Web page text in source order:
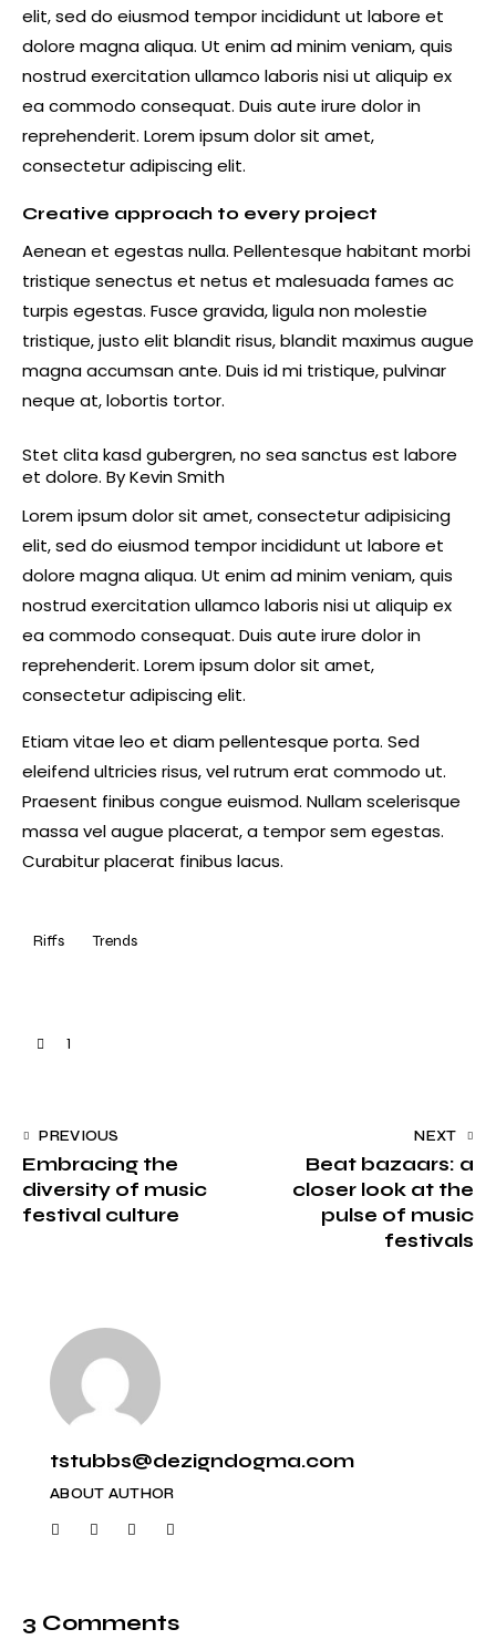
elit, sed do eiusmod tempor incididunt ut labore et
dolore magna aliqua. Ut enim ad minim veniam, quis
nostrud exercitation ullamco laboris nisi ut aliquip ex
ea commodo consequat. Duis aute irure dolor in
reprehenderit. Lorem ipsum dolor sit amet,
consectetur adipiscing elit.
Creative approach to every project
Aenean et egestas nulla. Pellentesque habitant morbi
tristique senectus et netus et malesuada fames ac
turpis egestas. Fusce gravida, ligula non molestie
tristique, justo elit blandit risus, blandit maximus augue
magna accumsan ante. Duis id mi tristique, pulvinar
neque at, lobortis tortor.
Stet clita kasd gubergren, no sea sanctus est labore
et dolore. ByKevin Smith
Lorem ipsum dolor sit amet, consectetur adipisicing
elit, sed do eiusmod tempor incididunt ut labore et
dolore magna aliqua. Ut enim ad minim veniam, quis
nostrud exercitation ullamco laboris nisi ut aliquip ex
ea commodo consequat. Duis aute irure dolor in
reprehenderit. Lorem ipsum dolor sit amet,
consectetur adipiscing elit.
Etiam vitae leo et diam pellentesque porta. Sed
eleifend ultricies risus, vel rutrum erat commodo ut.
Praesent finibus congue euismod. Nullam scelerisque
massa vel augue placerat, a tempor sem egestas.
Curabitur placerat finibus lacus.
Riffs Trends
1
PREVIOUS
Embracing the
diversity of music
festival culture
NEXT
Beat bazaars: a
closer look at the
pulse of music
festivals
tstubbs@dezigndogma.com
ABOUT AUTHOR
3 Comments